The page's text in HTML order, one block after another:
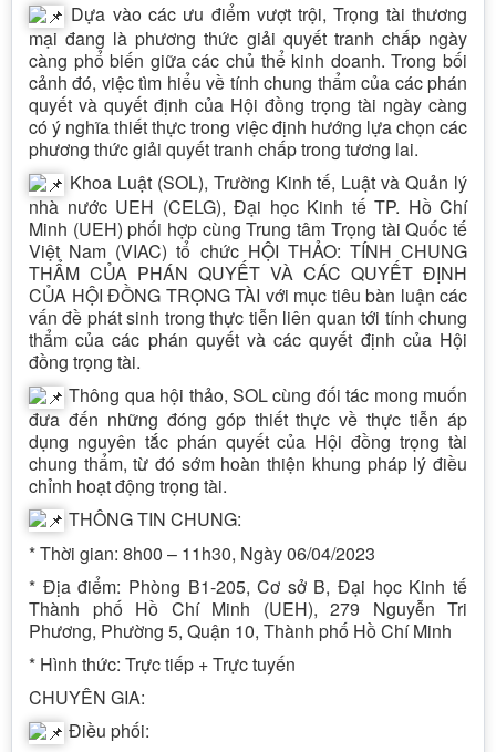
Dựa vào các ưu điểm vượt trội, Trọng tài thương
mại đang là phương thức giải quyết tranh chấp ngày
càng phổ biến giữa các chủ thể kinh doanh. Trong bối
cảnh đó, việc tìm hiểu về tính chung thẩm của các phán
quyết và quyết định của Hội đồng trọng tài ngày càng
có ý nghĩa thiết thực trong việc định hướng lựa chọn các
phương thức giải quyết tranh chấp trong tương lai.
Khoa Luật (SOL), Trường Kinh tế, Luật và Quản lý
nhà nước UEH (CELG), Đại học Kinh tế TP. Hồ Chí
Minh (UEH) phối hợp cùng Trung tâm Trọng tài Quốc tế
Việt Nam (VIAC) tổ chức HỘI THẢO: TÍNH CHUNG
THẨM CỦA PHÁN QUYẾT VÀ CÁC QUYẾT ĐỊNH
CỦA HỘI ĐỒNG TRỌNG TÀI với mục tiêu bàn luận các
vấn đề phát sinh trong thực tiễn liên quan tới tính chung
thẩm của các phán quyết và các quyết định của Hội
đồng trọng tài.
Thông qua hội thảo, SOL cùng đối tác mong muốn
đưa đến những đóng góp thiết thực về thực tiễn áp
dụng nguyên tắc phán quyết của Hội đồng trọng tài
chung thẩm, từ đó sớm hoàn thiện khung pháp lý điều
chỉnh hoạt động trọng tài.
THÔNG TIN CHUNG:
* Thời gian: 8h00 – 11h30, Ngày 06/04/2023
* Địa điểm: Phòng B1-205, Cơ sở B, Đại học Kinh tế
Thành phố Hồ Chí Minh (UEH), 279 Nguyễn Tri
Phương, Phường 5, Quận 10, Thành phố Hồ Chí Minh
* Hình thức: Trực tiếp + Trực tuyến
CHUYÊN GIA:
Điều phối: